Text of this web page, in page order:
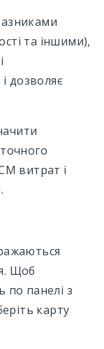
та іншими),
дозволяє
витрат і
Щоб
по панелі з
карту